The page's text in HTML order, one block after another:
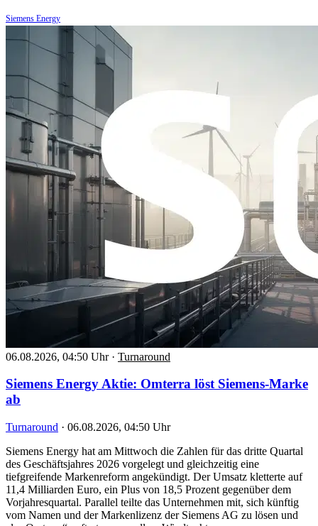
Siemens Energy
06.08.2026, 04:50 Uhr · Turnaround
Siemens Energy Aktie: Omterra löst Siemens-Marke
ab
Turnaround · 06.08.2026, 04:50 Uhr
Siemens Energy hat am Mittwoch die Zahlen für das dritte Quartal
des Geschäftsjahres 2026 vorgelegt und gleichzeitig eine
tiefgreifende Markenreform angekündigt. Der Umsatz kletterte auf
11,4 Milliarden Euro, ein Plus von 18,5 Prozent gegenüber dem
Vorjahresquartal. Parallel teilte das Unternehmen mit, sich künftig
vom Namen und der Markenlizenz der Siemens AG zu lösen und